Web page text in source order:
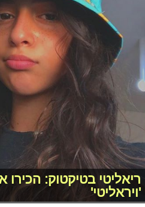
ריאליטי בטיקטוק:
'ויראליטי'